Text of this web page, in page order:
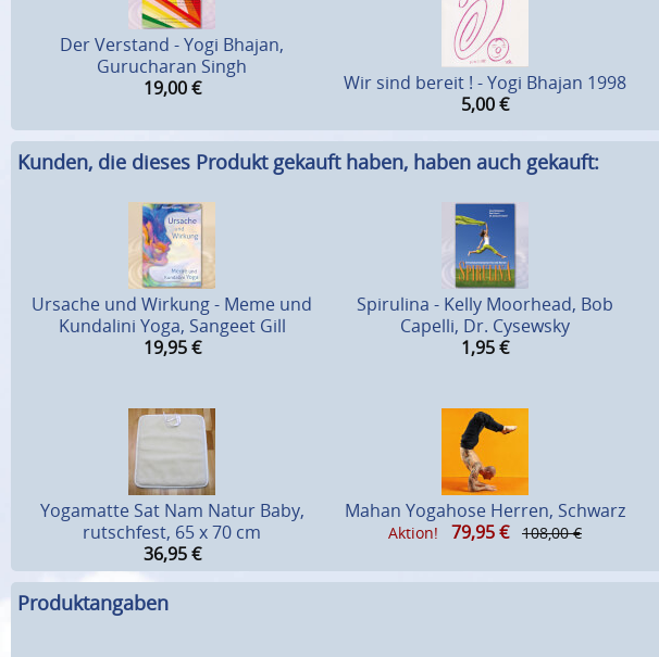
Der Verstand - Yogi Bhajan,
Gurucharan Singh
19,00 €
Wir sind bereit ! - Yogi Bhajan 1998
5,00€
Kunden, die dieses Produkt gekauft haben, haben auch gekauft:
Ursache und Wirkung - Meme und
Kundalini Yoga, Sangeet Gill
19,95 €
Spirulina - Kelly Moorhead, Bob
Capelli, Dr. Cysewsky
1,95€
Yogamatte Sat Nam Natur Baby,
rutschfest, 65 x 70 cm
36,95 €
Mahan Yogahose Herren, Schwarz
Aktion! 79,95€ 108,00 €
Produktangaben